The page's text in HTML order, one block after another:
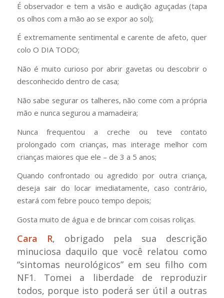
É observador e tem a visão e audição aguçadas (tapa
os olhos com a mão ao se expor ao sol);
É extremamente sentimental e carente de afeto, quer
colo O DIA TODO;
Não é muito curioso por abrir gavetas ou descobrir o
desconhecido dentro de casa;
Não sabe segurar os talheres, não come com a própria
mão e nunca segurou a mamadeira;
Nunca frequentou a creche ou teve contato
prolongado com crianças, mas interage melhor com
crianças maiores que ele – de 3 a 5 anos;
Quando confrontado ou agredido por outra criança,
deseja sair do locar imediatamente, caso contrário,
estará com febre pouco tempo depois;
Gosta muito de água e de brincar com coisas roliças.
Cara R, obrigado pela sua descrição
minuciosa daquilo que você relatou como
“sintomas neurológicos” em seu filho com
NF1. Tomei a liberdade de reproduzir
todos, porque isto poderá ser útil a outras